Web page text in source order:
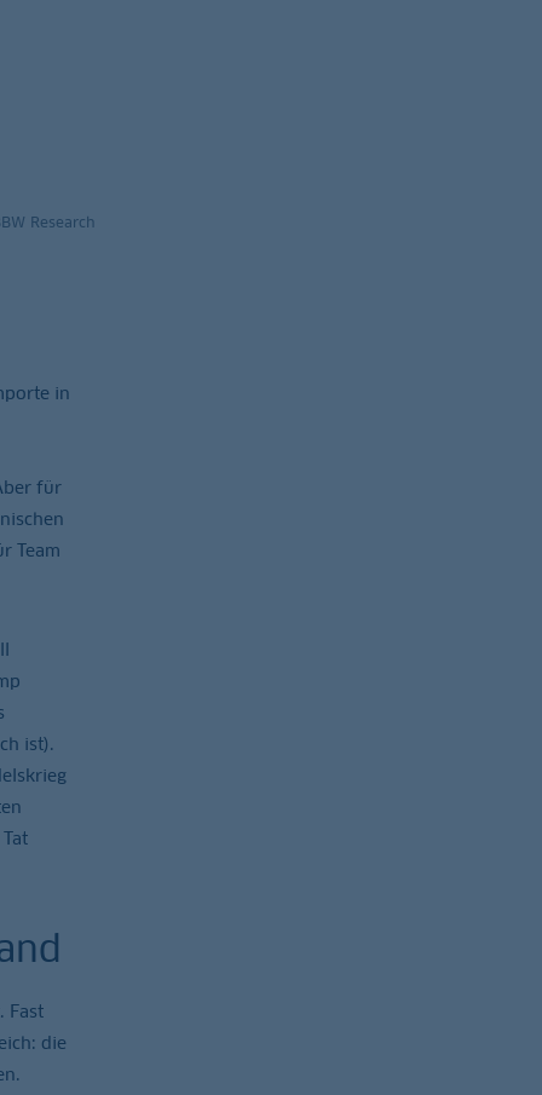
Research
in
für
Team
ist).
Fast
die